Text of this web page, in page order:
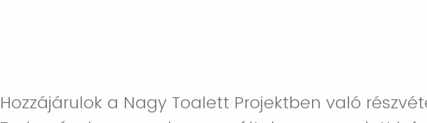
Hozzájárulok a Nagy Toalett Projektben való